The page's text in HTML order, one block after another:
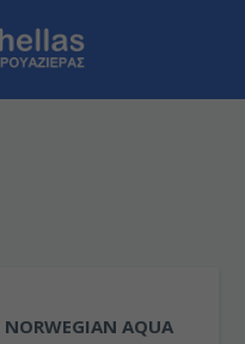
NORWEGIAN AQUA